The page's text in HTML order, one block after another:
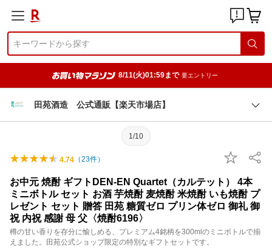
8/11(火)01:59まで 要エントリー
田苑酒造 公式通販【楽天市場店】
1/10
4.74 （23件）
お中元 焼酎 ギフトDEN-EN Quartet（カルテット） 4本
ミニボトル セット お酒 芋焼酎 麦焼酎 米焼酎 いも焼酎 プ
レゼント セット 贈答 田苑 糖質ゼロ プリン体ゼロ 御礼 御
祝 内祝 感謝 母 父〈焼酎6196〉
樽の甘い香りを存分に愉しめる、プレミアム4銘柄を300mlのミニボトルで揃
えました。田苑公式ショップ限定の特別なギフトセットです。